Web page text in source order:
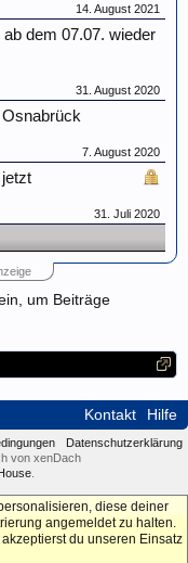
14. August 2021
dem 07.07. wieder
31. August 2020
7. August 2020
31. Juli 2020
um Beiträge
Kontakt Hilfe
Datenschutzerklärung
von xenDach
.
diese deiner
angemeldet zu halten.
du unseren Einsatz